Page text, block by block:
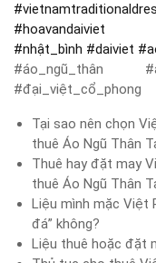
#
#hoavandaiviet
#nhật_bình #daiviet #
#áo_ngũ_thân
#đại_việt_cổ_phong
Tại sao nên chọn
thuê Áo Ngũ Thân
Thuê hay đặt may
thuê Áo Ngũ Thân
Liệu mình mặc Việt
đá” không?
Liệu thuê hoặc đặt